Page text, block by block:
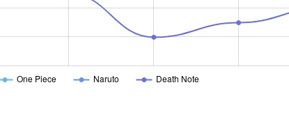
One Piece Naruto Death Note